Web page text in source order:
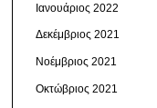
Ιανουάριος 2022
Δεκέμβριος 2021
Νοέμβριος 2021
Οκτώβριος 2021